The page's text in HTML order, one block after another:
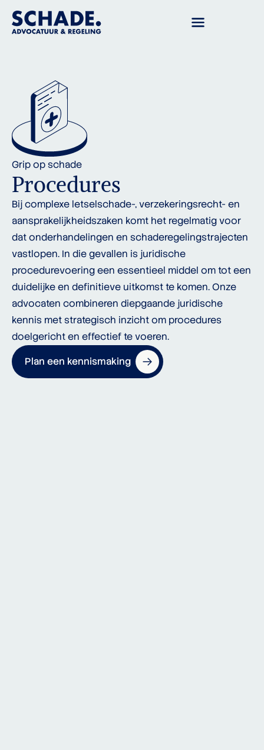
Grip op schade
Procedures
Bij complexe letselschade-, verzekeringsrecht- en
aansprakelijkheidszaken komt het regelmatig voor
dat onderhandelingen en schaderegelingstrajecten
vastlopen. In die gevallen is juridische
procedurevoering een essentieel middel om tot een
duidelijke en definitieve uitkomst te komen. Onze
advocaten combineren diepgaande juridische
kennis met strategisch inzicht om procedures
doelgericht en effectief te voeren.
Plan een kennismaking